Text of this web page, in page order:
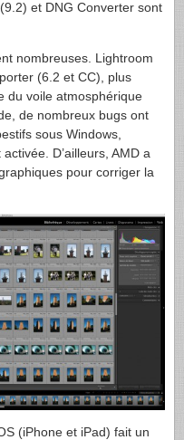
et DNG Converter sont
nombreuses. Lightroom
(6.2 et CC), plus
du voile atmosphérique
de nombreux bugs ont
sous Windows,
D’ailleurs, AMD a
pour corriger la
(iPhone et iPad) fait un